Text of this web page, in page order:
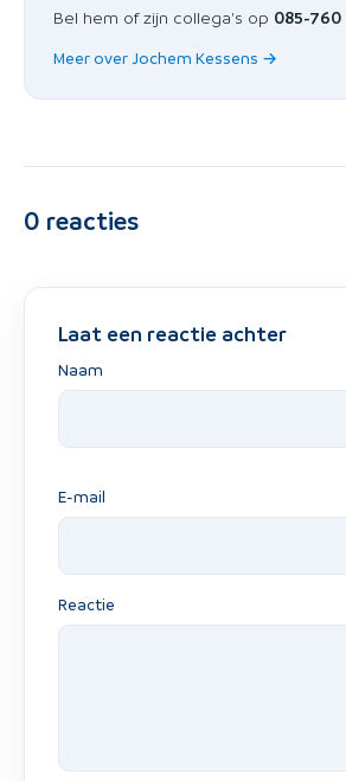
Bel hem of zijn collega's op 085-
Meer over Jochem Kessens →
0 reacties
Laat een reactie achter
Naam
E-mail
Reactie